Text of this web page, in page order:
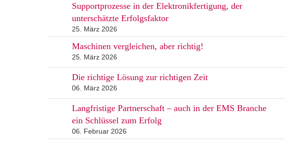
Supportprozesse in der Elektronikfertigung, der
unterschätzte Erfolgsfaktor
25. März 2026
Maschinen vergleichen, aber richtig!
25. März 2026
Die richtige Lösung zur richtigen Zeit
06. März 2026
Langfristige Partnerschaft – auch in der EMS Branche
ein Schlüssel zum Erfolg
06. Februar 2026